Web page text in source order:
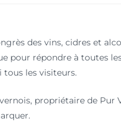
des vins, cidres et
pour répondre à toutes
tous les visiteurs.
propriétaire de